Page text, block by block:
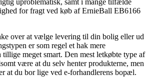
for fragt ved køb af ErnieBall EB6166
over at vælge levering til din bolig eller ud
er som regel et hak mere
meget smart. Den mest letkøbte type af
være at du selv henter produkterne, men
at du bor lige ved e-forhandlerens bopæl.